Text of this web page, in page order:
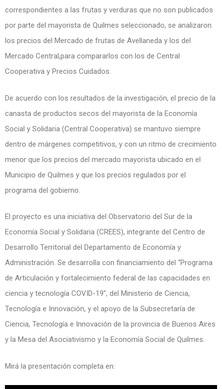
correspondientes a las frutas y verduras que no son publicados
por parte del mayorista de Quilmes seleccionado, se analizaron
los precios del Mercado de frutas de Avellaneda y los del
Mercado Central,para compararlos con los de Central
Cooperativa y Precios Cuidados.
De acuerdo con los resultados de la investigación, el precio de la
canasta de productos secos del mayorista de la Economía
Social y Solidaria (Central Cooperativa) se mantuvo siempre
dentro de márgenes competitivos, y con un ritmo de crecimiento
menor que los precios del mercado mayorista ubicado en el
Municipio de Quilmes y que los precios regulados por el
programa del gobierno.
El proyecto es una iniciativa del Observatorio del Sur de la
Economía Social y Solidaria (CREES), integrante del Centro de
Desarrollo Territorial del Departamento de Economía y
Administración. Se desarrolla con financiamiento del “Programa
de Articulación y fortalecimiento federal de las capacidades en
ciencia y tecnología COVID-19”, del Ministerio de Ciencia,
Tecnología e Innovación, y el apoyo de la Subsecretaría de
Ciencia, Tecnología e Innovación de la provincia de Buenos Aires
y la Mesa del Asociativismo y la Economía Social de Quilmes.
Mirá la presentación completa en: